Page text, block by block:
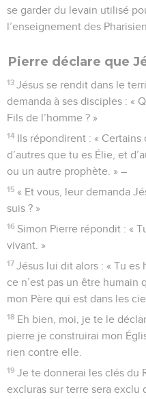
se garder du levain utilisé
l’enseignement des
Pierre déclare que
13 Jésus se rendit dans le
demanda à ses disciples : «
Fils de l’homme ? »
14 Ils répondirent : « Certains
d’autres que tu es Élie, et
ou un autre prophète. » –
15 « Et vous, leur demanda
suis ? »
16 Simon Pierre répondit : «
vivant. »
17 Jésus lui dit alors : « Tu es
ce n’est pas un être humain
mon Père qui est dans les
18 Eh bien, moi, je te le
pierre je construirai mon
rien contre elle.
19 Je te donnerai les clés du
excluras sur terre sera exclu